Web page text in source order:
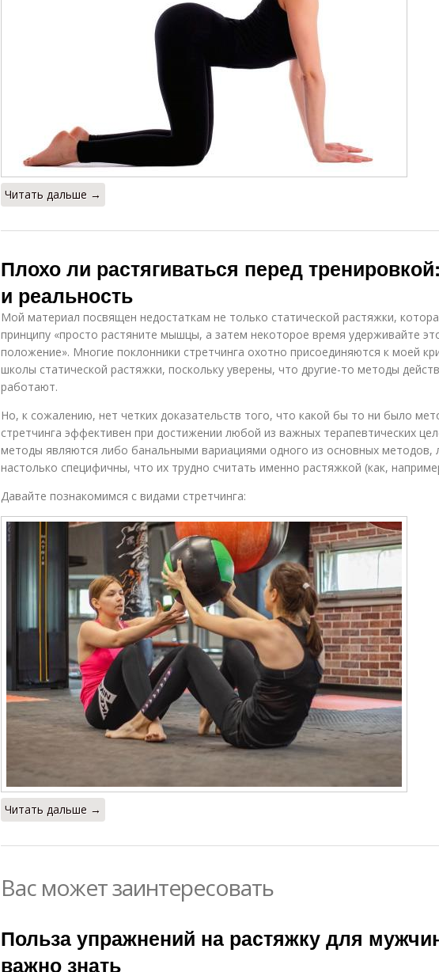
Читать дальше →
Плохо ли растягиваться перед
и реальность
Мой материал посвящен недостаткам не только статической растяжки,
принципу «просто растяните мышцы, а затем некоторое время удерживайте
положение». Многие поклонники стретчинга охотно присоединяются к моей
школы статической растяжки, поскольку уверены, что другие-то методы
работают.
Но, к сожалению, нет четких доказательств того, что какой бы то ни было
стретчинга эффективен при достижении любой из важных терапевтических
методы являются либо банальными вариациями одного из основных методов,
настолько специфичны, что их трудно считать именно растяжкой (как,
Давайте познакомимся с видами стретчинга:
Читать дальше →
Вас может заинтересовать
Польза упражнений на растяжку для
важно знать